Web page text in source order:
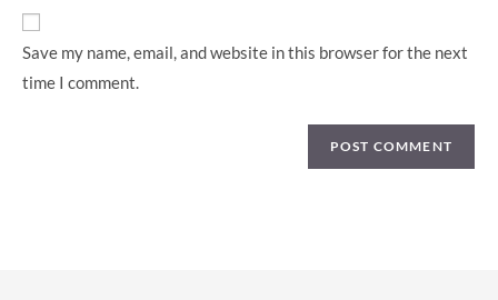
URL
Save my name, email, and website in this browser for the next
time I comment.